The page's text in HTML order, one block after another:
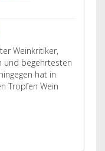
Weinkritiker,
und begehrtesten
hat in
Tropfen Wein